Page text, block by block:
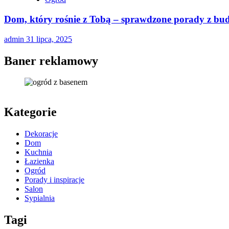
Dom, który rośnie z Tobą – sprawdzone porady z
admin 31 lipca, 2025
Baner reklamowy
Kategorie
Dekoracje
Dom
Kuchnia
Łazienka
Ogród
Porady i inspiracje
Salon
Sypialnia
Tagi